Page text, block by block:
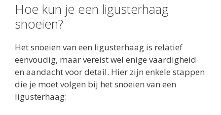
Hoe kun je een ligusterhaag
snoeien?
Het snoeien van een ligusterhaag is relatief
eenvoudig, maar vereist wel enige vaardigheid
en aandacht voor detail. Hier zijn enkele stappen
die je moet volgen bij het snoeien van een
ligusterhaag: